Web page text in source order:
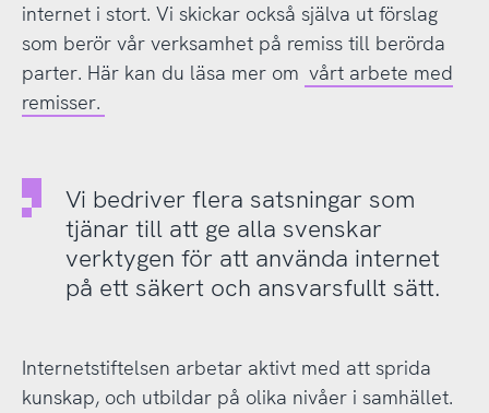
internet i stort. Vi skickar också själva ut förslag
som berör vår verksamhet på remiss till berörda
parter. Här kan du läsa mer om vårt arbete med
remisser.
Vi bedriver flera satsningar som
tjänar till att ge alla svenskar
verktygen för att använda internet
på ett säkert och ansvarsfullt sätt.
Internetstiftelsen arbetar aktivt med att sprida
kunskap, och utbildar på olika nivåer i samhället.